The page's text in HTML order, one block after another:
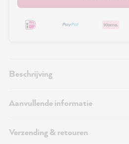
Beschrijving
Aanvullende informatie
Verzending & retouren